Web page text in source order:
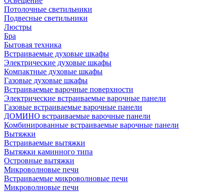
Потолочные светильники
Подвесные светильники
Люстры
Бра
Бытовая техника
Встраиваемые духовые шкафы
Электрические духовые шкафы
Компактные духовые шкафы
Газовые духовые шкафы
Встраиваемые варочные поверхности
Электрические встраиваемые варочные панели
Газовые встраиваемые варочные панели
ДОМИНО встраиваемые варочные панели
Комбинированные встраиваемые варочные панели
Вытяжки
Встраиваемые вытяжки
Вытяжки каминного типа
Островные вытяжки
Микроволновые печи
Встраиваемые микроволновые печи
Микроволновые печи